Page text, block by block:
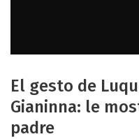
El gesto de
Gianinna: le
padre